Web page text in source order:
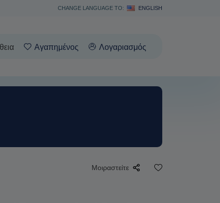
CHANGE LANGUAGE TO: ENGLISH
Αγαπημένος Λογαριασμός
Μοιραστείτε